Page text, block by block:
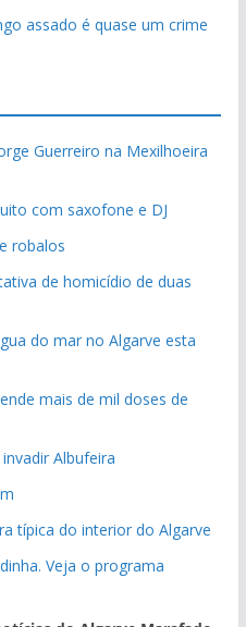
assado é quase um crime
Guerreiro na Mexilhoeira
com saxofone e DJ
robalos
de homicídio de duas
do mar no Algarve esta
mais de mil doses de
Albufeira
típica do interior do Algarve
Veja o programa